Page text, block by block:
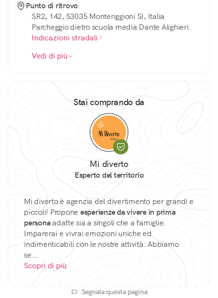
Punto di ritrovo
SR2, 142, 53035 Monteriggioni SI, Italia
Parcheggio dietro scuola media Dante Alighieri.
Indicazioni stradali
Vedi di più
Stai comprando da
Mi diverto
Esperto del territorio
Mi diverto è agenzia del divertimento per grandi e
piccoli! Propone esperienze da vivere in prima
personaadatte sia a singoli che a famiglie.
Imparerai e vivrai emozioni uniche ed
indimenticabili con le nostre attività. Abbiamo
se...
Scopri di più
Segnala questa pagina